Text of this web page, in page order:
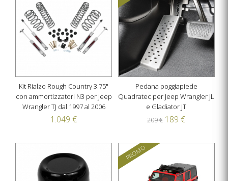
Kit Rialzo Rough Country 3.75"
con ammortizzatori N3 per Jeep
Wrangler TJ dal 1997 al 2006
1.049 €
Pedana poggiapiede
Quadratec per Jeep Wrangler JL
e Gladiator JT
209 € 189 €
PROMO